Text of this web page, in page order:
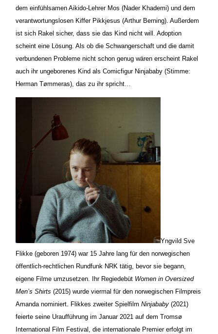
dem einfühlsamen Aikido-Lehrer Mos (Nader Khademi) und dem
verantwortungslosen Kiffer Pikkjesus (Arthur Berning). Außerdem
ist sich Rakel sicher, dass sie das Kind nicht will. Adoption
scheint eine Lösung. Als ob die Schwangerschaft und die damit
verbundenen Probleme nicht schon genug wären erscheint Rakel
auch ihr ungeborenes Kind als Comicfigur Ninjababy (Stimme:
Herman Tømmeras), das zu ihr spricht…
Yngvild Sve
Flikke (geboren 1974) war 15 Jahre lang für den norwegischen
öffentlich-rechtlichen Rundfunk NRK tätig, bevor sie begann,
eigene Filme umzusetzen. Ihr Regiedebüt Women in Oversized
Men’s Shirts (2015) wurde viermal für den norwegischen Filmpreis
Amanda nominiert. Flikkes zweiter Spielfilm Ninjababy (2021)
feierte seine Uraufführung im Januar 2021 auf dem Tromsø
International Film Festival, die internationale Premier erfolgt im